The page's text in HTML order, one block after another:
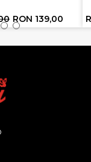
RON 139,00